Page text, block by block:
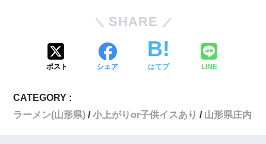
SHARE
ポスト シェア はてブ LINE
CATEGORY :
ラーメン(山形県)
小上がりor子供イスあり 山形県庄内